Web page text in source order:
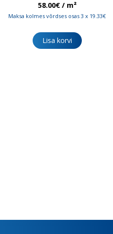
58.00€/ m²
Maksa kolmes võrdses osas 3 x 19.33€
Lisa korvi